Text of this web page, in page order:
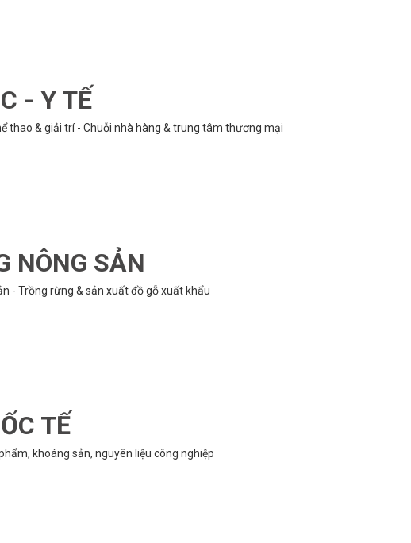
- Y TẾ
thao & giải trí - Chuỗi nhà hàng & trung tâm thương mại
NÔNG SẢN
- Trồng rừng & sản xuất đồ gỗ xuất khẩu
TẾ
khoáng sản, nguyên liệu công nghiệp